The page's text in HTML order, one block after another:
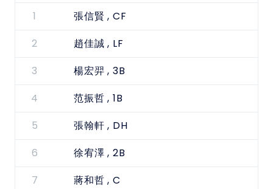
1 張信賢 , CF
2
趙佳誠 , LF
3
楊宏羿 , 3B
4
范振哲 , 1B
5
張翰軒 , DH
6
徐宥澤 , 2B
7
蔣和哲 , C